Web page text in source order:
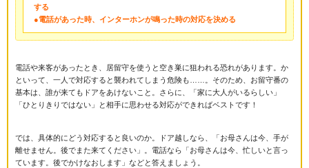
する
●電話があった時、インターホンが鳴った時の対応を決める
電話や来客があったとき、居留守を使うと空き巣に狙われる恐れがあります。か
といって、一人で対応すると襲われてしまう危険も……。そのため、お留守番の
基本は、誰が来てもドアをあけないこと。さらに、「家に大人がいるらしい」
「ひとりきりではない」と相手に思わせる対応ができればベストです！
では、具体的にどう対応すると良いのか。ドア越しなら、「お母さんは今、手が
離せません。後でまた来てください」。電話なら「お母さんは今、忙しいと言っ
ています。後でかけなおします」などと答えましょう。